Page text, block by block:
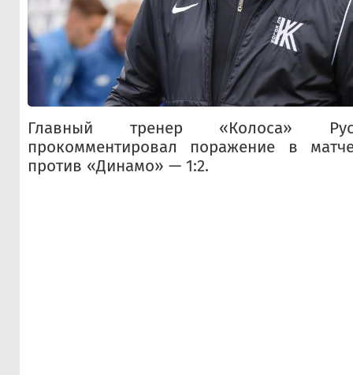
Главный тренер «Колоса»
прокомментировал поражение в
против «Динамо» — 1:2.